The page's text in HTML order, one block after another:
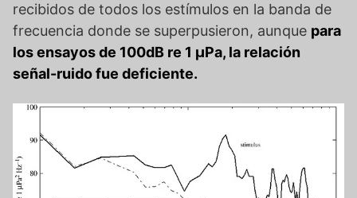
recibidos de todos los estímulos en la banda de
frecuencia donde se superpusieron, aunque para
los ensayos de 100dB re 1 µPa, la relación
señal-ruido fue deficiente.